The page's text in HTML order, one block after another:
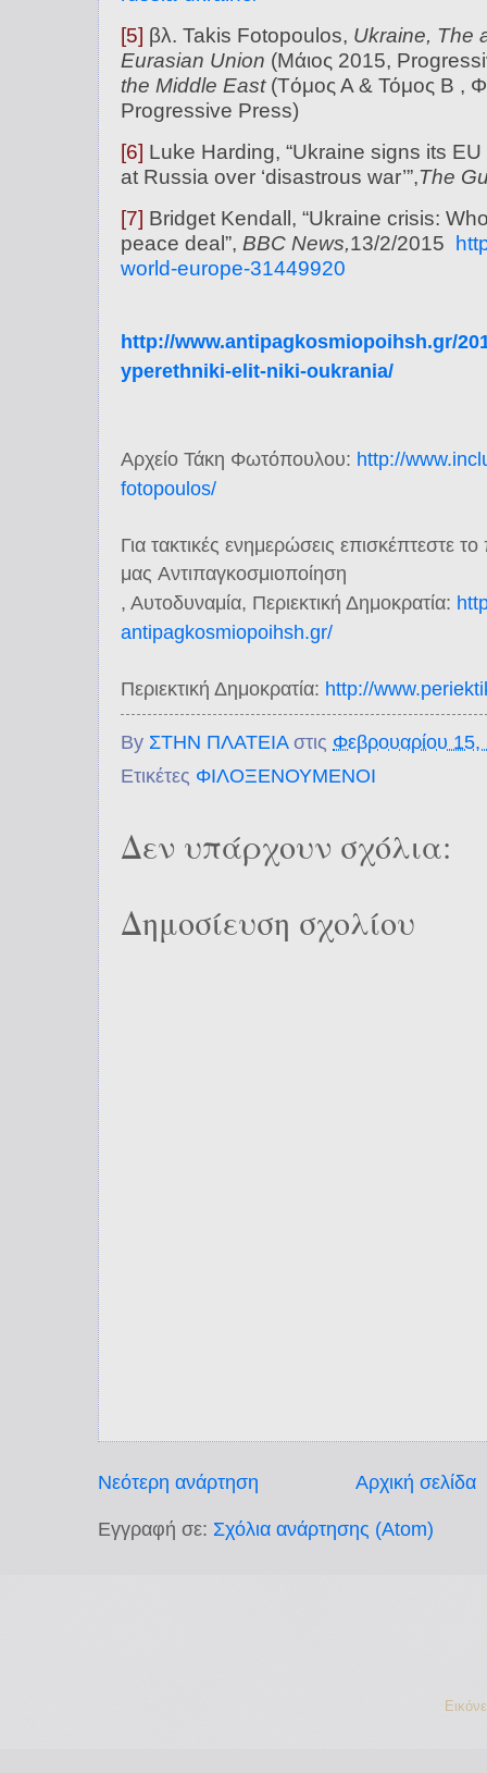
[5] βλ. Takis Fotopoulos, Ukraine, The
Eurasian Union (Μάιος 2015,
the Middle East(Tόμος Α & Τόμος Β ,
Progressive Press)
[6] Luke Harding, “Ukraine signs its
at Russia over ‘disastrous war’”,The
[7] Bridget Kendall, “Ukraine crisis:
peace deal”, BBC News,13/2/2015
world-europe-31449920
http://www.antipagkosmiopoihsh.gr/
yperethniki-elit-niki-oukrania/
Αρχείο Τάκη Φωτόπουλου: http://www.
fotopoulos/
Για τακτικές ενημερώσεις επισκέπτεστε
μας Αντιπαγκοσμιοποίηση
​, Αυτοδυναμία, Περιεκτική Δημοκρατία​:
antipagkosmiopoihsh.gr/
Περιεκτική Δημοκρατία: http://www.
By ΣΤΗΝ ΠΛΑΤΕΙΑ στις Φεβρουαρίου 15,
Ετικέτες ΦΙΛΟΞΕΝΟΥΜΕΝΟΙ
Δεν υπάρχουν σχόλια:
Δημοσίευση σχολίου
Νεότερη ανάρτηση Αρχική σελίδα
Εγγραφή σε: Σχόλια ανάρτησης (Atom)